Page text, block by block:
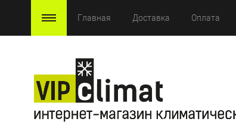
Главная Доставка Оплата